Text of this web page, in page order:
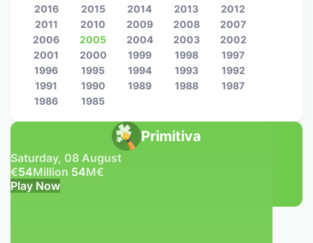
Primitiva
Saturday, 08 August
€54Million 54M€
Play Now
2016
2015 2014 2013
2012
2011
2010 2009 2008
2007
2006
2005 2004 2003
2002
2001
2000 1999 1998
1997
1996
1995 1994 1993
1992
1991
1990 1989 1988
1987
1986
1985